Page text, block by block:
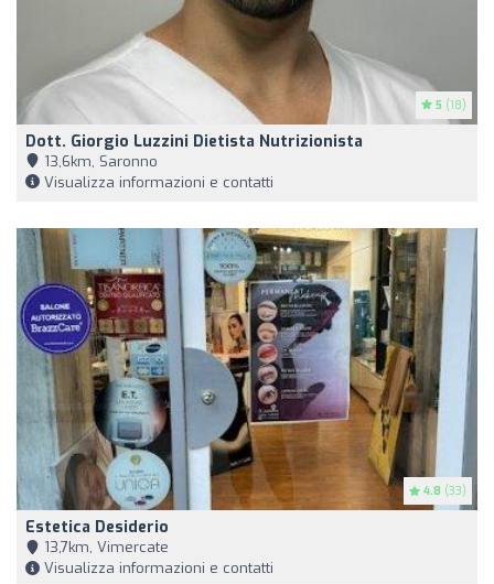
5 (18)
Dott. Giorgio Luzzini Dietista Nutrizionista
13,6km, Saronno
Visualizza informazioni e contatti
4.8 (33)
Estetica Desiderio
13,7km, Vimercate
Visualizza informazioni e contatti